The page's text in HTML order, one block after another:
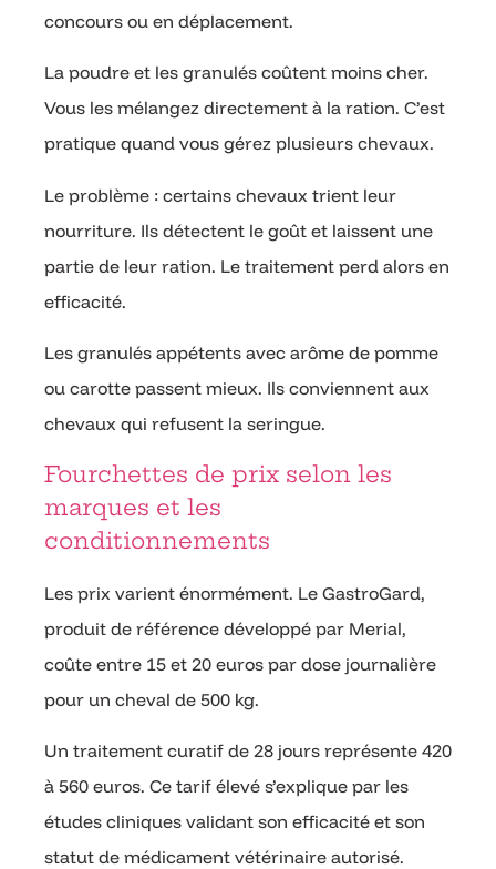
concours ou en déplacement.
La poudre et les granulés coûtent moins cher.
Vous les mélangez directement à la ration. C’est
pratique quand vous gérez plusieurs chevaux.
Le problème : certains chevaux trient leur
nourriture. Ils détectent le goût et laissent une
partie de leur ration. Le traitement perd alors en
efficacité.
Les granulés appétents avec arôme de pomme
ou carotte passent mieux. Ils conviennent aux
chevaux qui refusent la seringue.
Fourchettes de prix selon les
marques et les
conditionnements
Les prix varient énormément. Le GastroGard,
produit de référence développé par Merial,
coûte entre 15 et 20 euros par dose journalière
pour un cheval de 500 kg.
Un traitement curatif de 28 jours représente 420
à 560 euros. Ce tarif élevé s’explique par les
études cliniques validant son efficacité et son
statut de médicament vétérinaire autorisé.